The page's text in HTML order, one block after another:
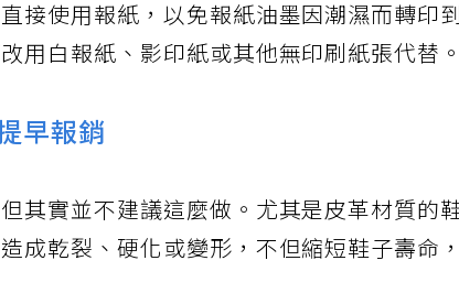
接使用報紙，以免報紙油墨因潮濕而轉印到
用白報紙、影印紙或其他無印刷紙張代替。
早報銷
其實並不建議這麼做。尤其是皮革材質的
成乾裂、硬化或變形，不但縮短鞋子壽命，